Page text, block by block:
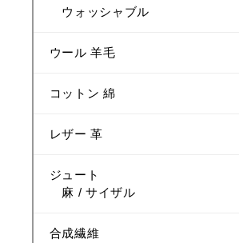
ウォッシャブル
ウール 羊毛
コットン 綿
レザー 革
ジュート
麻 / サイザル
合成繊維